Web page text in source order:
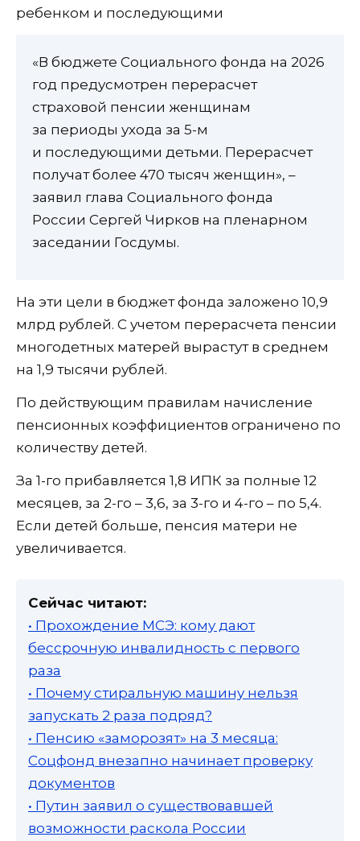
ребенком и последующими
«В бюджете Социального фонда на 2026
год предусмотрен перерасчет
страховой пенсии женщинам
за периоды ухода за 5-м
и последующими детьми. Перерасчет
получат более 470 тысяч женщин», –
заявил глава Социального фонда
России Сергей Чирков на пленарном
заседании Госдумы.
На эти цели в бюджет фонда заложено 10,9
млрд рублей. С учетом перерасчета пенсии
многодетных матерей вырастут в среднем
на 1,9 тысячи рублей.
По действующим правилам начисление
пенсионных коэффициентов ограничено по
количеству детей.
За 1-го прибавляется 1,8 ИПК за полные 12
месяцев, за 2-го – 3,6, за 3-го и 4-го – по 5,4.
Если детей больше, пенсия матери не
увеличивается.
Сейчас читают:
• Прохождение МСЭ: кому дают
бессрочную инвалидность с первого
раза
• Почему стиральную машину нельзя
запускать 2 раза подряд?
• Пенсию «заморозят» на 3 месяца:
Соцфонд внезапно начинает проверку
документов
• Путин заявил о существовавшей
возможности раскола России